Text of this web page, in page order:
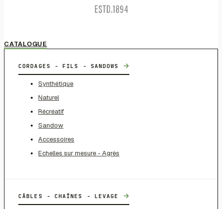
CATALOGUE
CORDAGES - FILS - SANDOWS →
Synthétique
Naturel
Récréatif
Sandow
Accessoires
Echelles sur mesure - Agrès
CÂBLES - CHAÎNES - LEVAGE →